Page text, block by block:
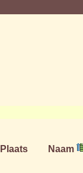
Plaats Naam